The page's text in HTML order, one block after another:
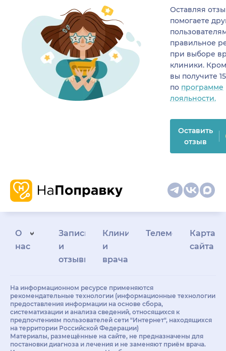
Оставляя
помогаете
правильное
при выборе
клиники.
вы получите
по программе
лояльности.
Оставить
отзыв
О
нас
Запись
и
отзывы
Клиникам
и
врачам
Телемедицина
Карта
сайта
На информационном ресурсе применяются
рекомендательные технологии (информационные технологии
предоставления информации на основе сбора,
систематизации и анализа сведений, относящихся к
предпочтениям пользователей сети "Интернет", находящихся
на территории Российской Федерации)
Материалы, размещённые на сайте, не предназначены для
постановки диагноза и лечения и не заменяют приём врача.